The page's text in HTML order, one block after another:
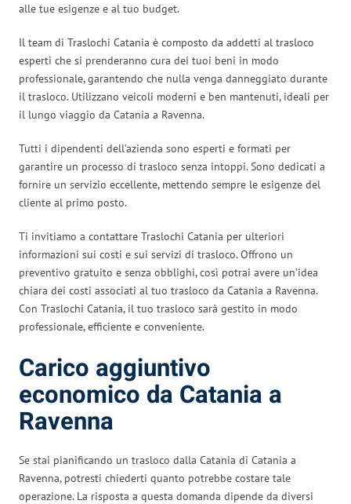
alle tue esigenze e al tuo budget.
Il team di Traslochi Catania è composto da addetti al trasloco
esperti che si prenderanno cura dei tuoi beni in modo
professionale, garantendo che nulla venga danneggiato durante
il trasloco. Utilizzano veicoli moderni e ben mantenuti, ideali per
il lungo viaggio da Catania a Ravenna.
Tutti i dipendenti dell’azienda sono esperti e formati per
garantire un processo di trasloco senza intoppi. Sono dedicati a
fornire un servizio eccellente, mettendo sempre le esigenze del
cliente al primo posto.
Ti invitiamo a contattare Traslochi Catania per ulteriori
informazioni sui costi e sui servizi di trasloco. Offrono un
preventivo gratuito e senza obblighi, così potrai avere un’idea
chiara dei costi associati al tuo trasloco da Catania a Ravenna.
Con Traslochi Catania, il tuo trasloco sarà gestito in modo
professionale, efficiente e conveniente.
Carico aggiuntivo
economico da Catania a
Ravenna
Se stai pianificando un trasloco dalla Catania di Catania a
Ravenna, potresti chiederti quanto potrebbe costare tale
operazione. La risposta a questa domanda dipende da diversi